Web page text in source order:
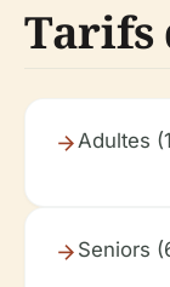
Tarifs
Adultes
Seniors